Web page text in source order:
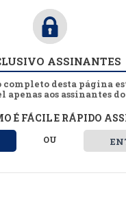
ASSINANTES
completo desta página
apenas aos assinantes
É FÁCIL E RÁPIDO
OU